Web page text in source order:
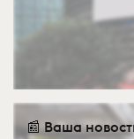
📰 Ваша